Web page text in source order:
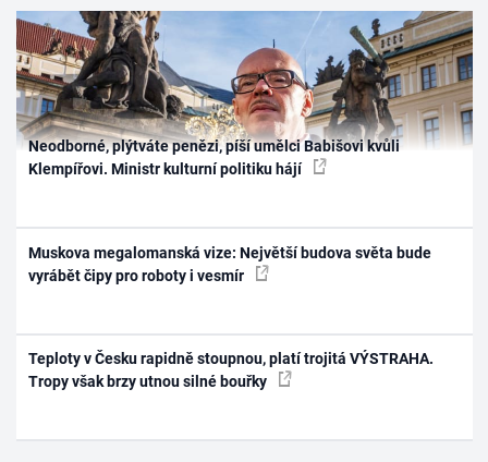
Neodborné, plýtváte penězi, píší umělci Babišovi kvůli
Klempířovi. Ministr kulturní politiku hájí
Muskova megalomanská vize: Největší budova světa bude
vyrábět čipy pro roboty i vesmír
Teploty v Česku rapidně stoupnou, platí trojitá VÝSTRAHA.
Tropy však brzy utnou silné bouřky